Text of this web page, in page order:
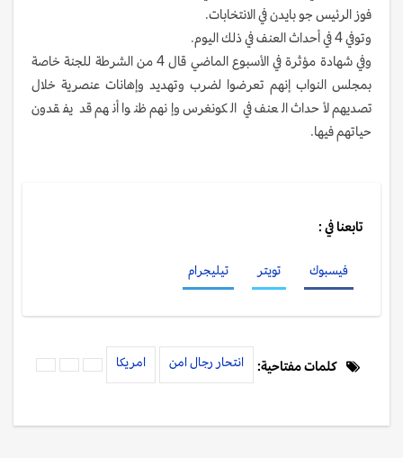
فوز الرئيس جو بايدن في الانتخابات.
وتوفي 4 في أحداث العنف في ذلك اليوم.
وفي شهادة مؤثرة في الأسبوع الماضي قال 4 من الشرطة للجنة خاصة
بمجلس النواب إنهم تعرضوا لضرب وتهديد وإهانات عنصرية خلال
تصديهم لأحداث العنف في الكونغرس وإنهم ظنوا أنهم قد يفقدون
حياتهم فيها.
تابعنا في :
فيسبوك تويتر تيليجرام
كلمات مفتاحية: انتحار رجال امن امريكا